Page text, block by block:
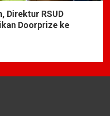
Direktur RSUD
Doorprize ke